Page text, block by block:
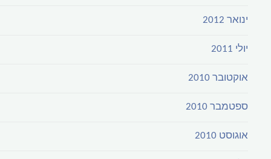
ינואר 2012
יולי 2011
אוקטובר 2010
ספטמבר 2010
אוגוסט 2010